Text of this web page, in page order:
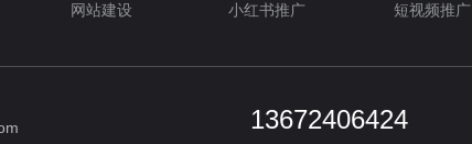
网站建设 小红书推广 短视频推广
13672406424